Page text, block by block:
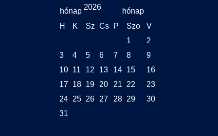
2026
H K Sz Cs P Szo
V
1
2
3
4 5 6 7 8
9
10
11 12 13 14 15
16
17
18 19 20 21 22
23
24
25 26 27 28 29
30
31